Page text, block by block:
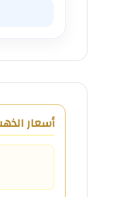
أسعار